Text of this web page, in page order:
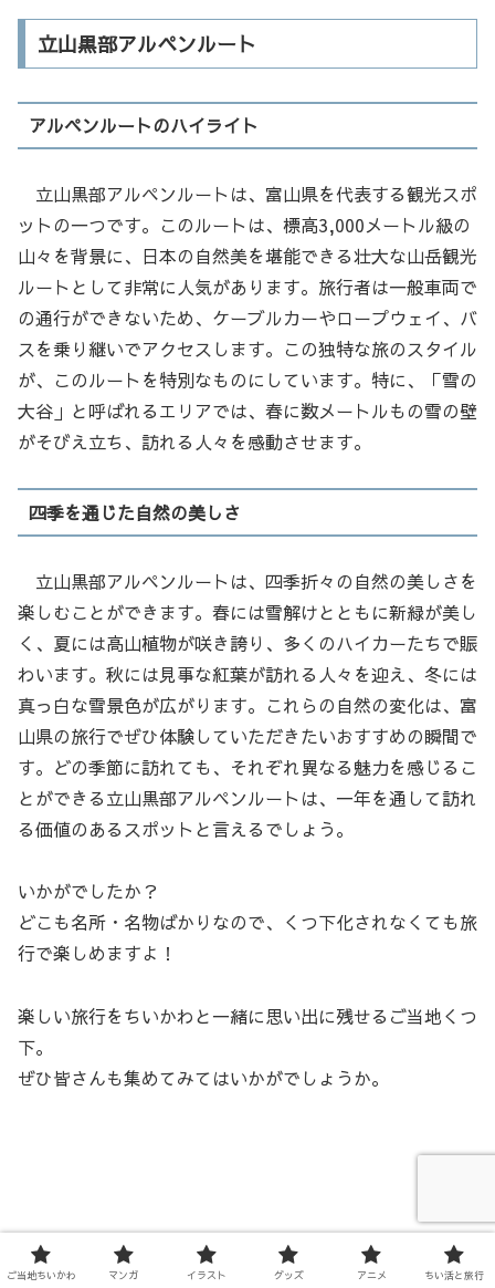
立山黒部アルペンルート
アルペンルートのハイライト
立山黒部アルペンルートは、富山県を代表する観光スポ
ットの一つです。このルートは、標高3,000メートル級の
山々を背景に、日本の自然美を堪能できる壮大な山岳観光
ルートとして非常に人気があります。旅行者は一般車両で
の通行ができないため、ケーブルカーやロープウェイ、バ
スを乗り継いでアクセスします。この独特な旅のスタイル
が、このルートを特別なものにしています。特に、「雪の
大谷」と呼ばれるエリアでは、春に数メートルもの雪の壁
がそびえ立ち、訪れる人々を感動させます。
四季を通じた自然の美しさ
立山黒部アルペンルートは、四季折々の自然の美しさを
楽しむことができます。春には雪解けとともに新緑が美し
く、夏には高山植物が咲き誇り、多くのハイカーたちで賑
わいます。秋には見事な紅葉が訪れる人々を迎え、冬には
真っ白な雪景色が広がります。これらの自然の変化は、富
山県の旅行でぜひ体験していただきたいおすすめの瞬間で
す。どの季節に訪れても、それぞれ異なる魅力を感じるこ
とができる立山黒部アルペンルートは、一年を通して訪れ
る価値のあるスポットと言えるでしょう。
いかがでしたか？
どこも名所・名物ばかりなので、くつ下化されなくても旅
行で楽しめますよ！
楽しい旅行をちいかわと一緒に思い出に残せるご当地くつ
下。
ぜひ皆さんも集めてみてはいかがでしょうか。
ご当地ちいかわ マンガ イラスト グッズ アニメ ちい活と旅行